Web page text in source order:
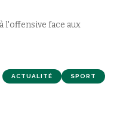
l'offensive face aux
ACTUALITÉ SPORT